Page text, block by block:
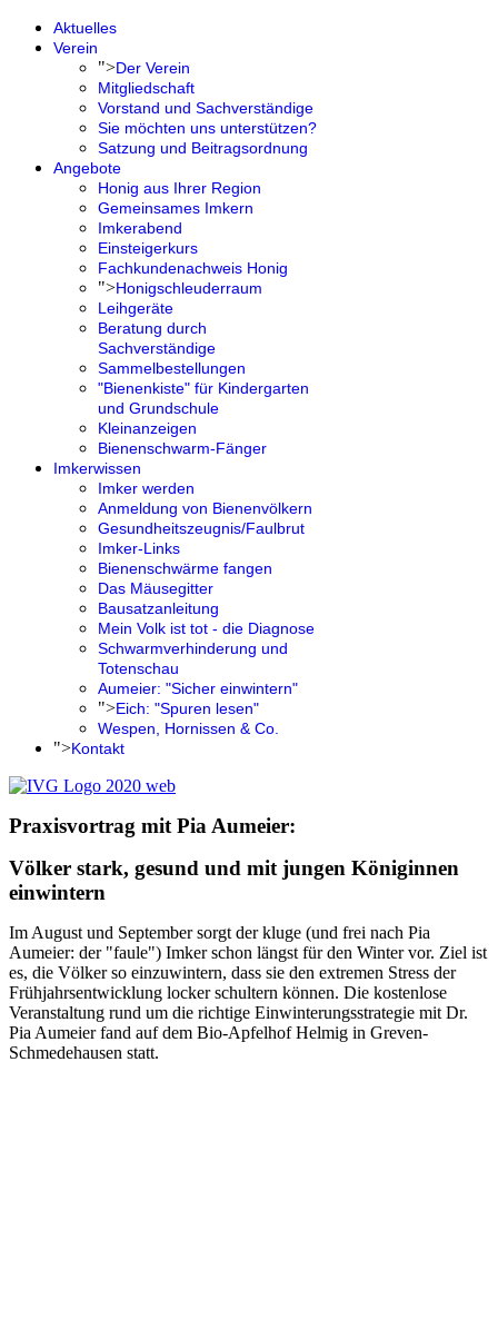
Aktuelles
Verein
">Der Verein
Mitgliedschaft
Vorstand und Sachverständige
Sie möchten uns unterstützen?
Satzung und Beitragsordnung
Angebote
Honig aus Ihrer Region
Gemeinsames Imkern
Imkerabend
Einsteigerkurs
Fachkundenachweis Honig
">Honigschleuderraum
Leihgeräte
Beratung durch
Sachverständige
Sammelbestellungen
"Bienenkiste" für Kindergarten
und Grundschule
Kleinanzeigen
Bienenschwarm-Fänger
Imkerwissen
Imker werden
Anmeldung von Bienenvölkern
Gesundheitszeugnis/Faulbrut
Imker-Links
Bienenschwärme fangen
Das Mäusegitter
Bausatzanleitung
Mein Volk ist tot - die Diagnose
Schwarmverhinderung und
Totenschau
Aumeier: "Sicher einwintern"
">Eich: "Spuren lesen"
Wespen, Hornissen & Co.
">Kontakt
Praxisvortrag mit Pia Aumeier:
Völker stark, gesund und mit jungen Königinnen
einwintern
Im August und September sorgt der kluge (und frei nach Pia
Aumeier: der "faule") Imker schon längst für den Winter vor. Ziel ist
es, die Völker so einzuwintern, dass sie den extremen Stress der
Frühjahrsentwicklung locker schultern können. Die kostenlose
Veranstaltung rund um die richtige Einwinterungsstrategie mit Dr.
Pia Aumeier fand auf dem Bio-Apfelhof Helmig in Greven-
Schmedehausen statt.